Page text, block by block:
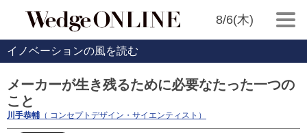
8/6(木)
イノベーションの風を読む
メーカーが生き残るために必要なたった一つの
こと
川手恭輔 （ コンセプトデザイン・サイエンティスト）